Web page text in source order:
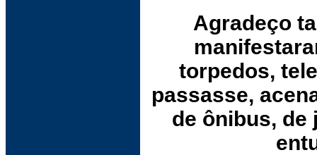
Agradeço
torpedos,
passasse,
de ônibus, de